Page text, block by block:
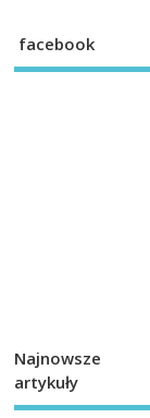
facebook
Najnowsze
artykuły